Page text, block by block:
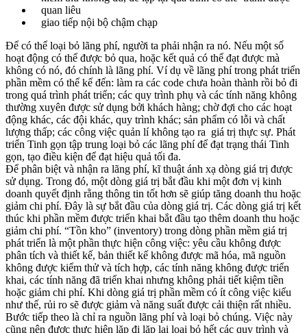
quan liêu
giao tiếp nội bộ chậm chạp
Để có thể loại bỏ lãng phí, người ta phải nhận ra nó. Nếu một số
hoạt động có thể được bỏ qua, hoặc kết quả có thể đạt được mà
không có nó, đó chính là lãng phí. Ví dụ về lãng phí trong phát triển
phần mềm có thể kể đến: làm ra các code chưa hoàn thành rồi bỏ đi
trong quá trình phát triển; các quy trình phụ và các tính năng không
thường xuyên được sử dụng bởi khách hàng; chờ đợi cho các hoạt
động khác, các đội khác, quy trình khác; sản phẩm có lỗi và chất
lượng thấp; các công việc quản lí không tạo ra giá trị thực sự. Phát
triển Tinh gọn tập trung loại bỏ các lãng phí để đạt trạng thái Tinh
gọn, tạo điều kiện để đạt hiệu quả tối đa.
Để phân biệt và nhận ra lãng phí, kĩ thuật ánh xạ dòng giá trị được
sử dụng. Trong đó, một dòng giá trị bắt đầu khi một đơn vị kinh
doanh quyết định rằng thông tin tốt hơn sẽ giúp tăng doanh thu hoặc
giảm chi phí. Đây là sự bắt đầu của dòng giá trị. Các dòng giá trị kết
thúc khi phần mềm được triển khai bắt đầu tạo thêm doanh thu hoặc
giảm chi phí. “Tồn kho” (inventory) trong dòng phần mềm giá trị
phát triển là một phần thực hiện công việc: yêu cầu không được
phân tích và thiết kế, bản thiết kế không được mã hóa, mã nguồn
không được kiểm thử và tích hợp, các tính năng không được triển
khai, các tính năng đã triển khai nhưng không phải tiết kiệm tiền
hoặc giảm chi phí. Khi dòng giá trị phần mềm có ít công việc kiểu
như thế, rủi ro sẽ được giảm và năng suất được cải thiện rất nhiều.
Bước tiếp theo là chỉ ra nguồn lãng phí và loại bỏ chúng. Việc này
cũng nên được thực hiện lặp đi lặp lại loại bỏ hết các quy trình và